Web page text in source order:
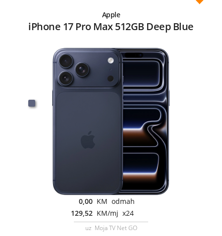
Apple
iPhone 17 Pro Max 512GB Deep Blue
0,00 KM odmah
129,52 KM/mj x24
uz Moja TV Net GO